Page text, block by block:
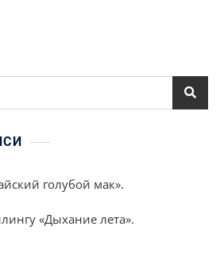
голубой мак».
«Дыхание лета».